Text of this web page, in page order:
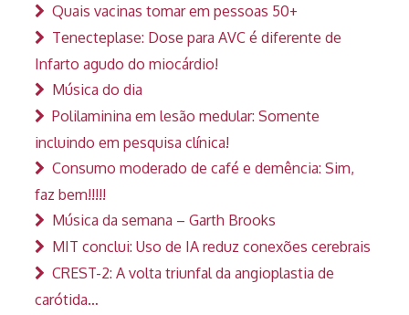
Quais vacinas tomar em pessoas 50+
Tenecteplase: Dose para AVC é diferente de
Infarto agudo do miocárdio!
Música do dia
Polilaminina em lesão medular: Somente
incluindo em pesquisa clínica!
Consumo moderado de café e demência: Sim,
faz bem!!!!!
Música da semana – Garth Brooks
MIT conclui: Uso de IA reduz conexões cerebrais
CREST-2: A volta triunfal da angioplastia de
carótida…